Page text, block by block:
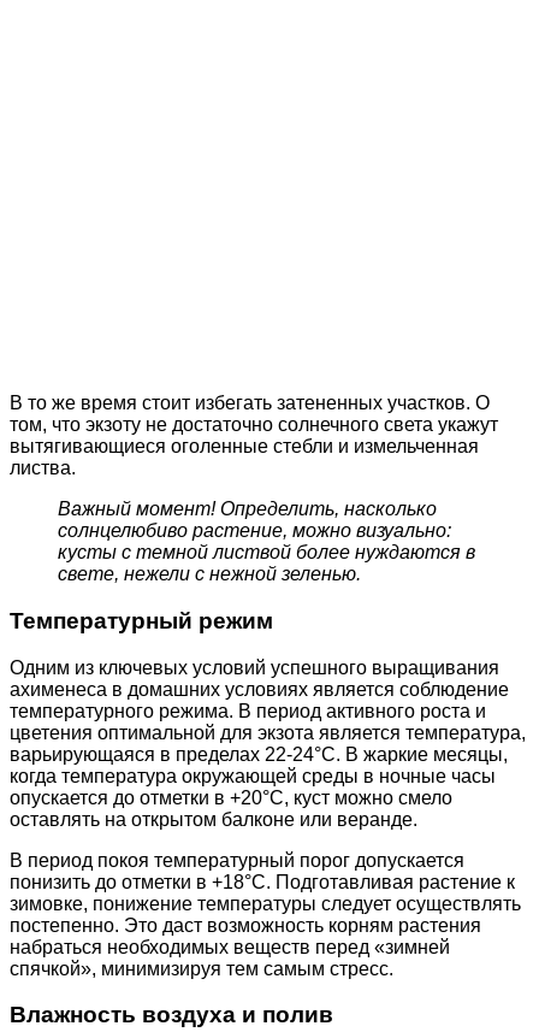
В то же время стоит избегать затененных участков. О
том, что экзоту не достаточно солнечного света укажут
вытягивающиеся оголенные стебли и измельченная
листва.
Важный момент! Определить, насколько
солнцелюбиво растение, можно визуально:
кусты с темной листвой более нуждаются в
свете, нежели с нежной зеленью.
Температурный режим
Одним из ключевых условий успешного выращивания
ахименеса в домашних условиях является соблюдение
температурного режима. В период активного роста и
цветения оптимальной для экзота является температура,
варьирующаяся в пределах 22-24°С. В жаркие месяцы,
когда температура окружающей среды в ночные часы
опускается до отметки в +20°С, куст можно смело
оставлять на открытом балконе или веранде.
В период покоя температурный порог допускается
понизить до отметки в +18°С. Подготавливая растение к
зимовке, понижение температуры следует осуществлять
постепенно. Это даст возможность корням растения
набраться необходимых веществ перед «зимней
спячкой», минимизируя тем самым стресс.
Влажность воздуха и полив